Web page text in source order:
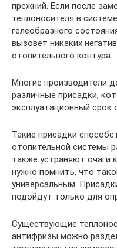
прежний. Если после
теплоносителя в
гелеобразного
вызовет никаких
отопительного контура.
Многие производители
различные присадки,
эксплуатационный срок
Такие присадки
отопительной системы
также устраняют очаги
нужно помнить, что
универсальным.
подойдут только для
Существующие
антифризы можно